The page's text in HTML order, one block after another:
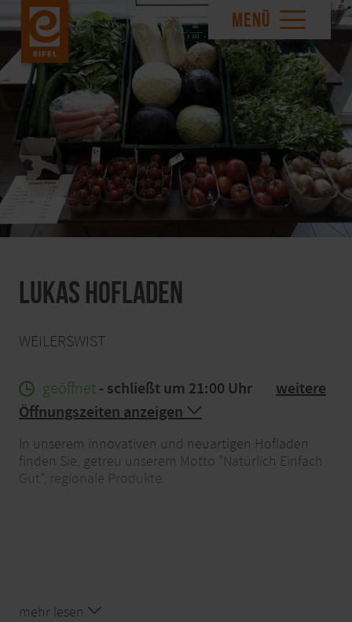
MENÜ
Lukas Hofladen
WEILERSWIST
geöffnet - schließt um 21:00 Uhr
weitere
Öffnungszeiten anzeigen
In unserem innovativen und neuartigen Hofladen
finden Sie, getreu unserem Motto "Natürlich Einfach
Gut", regionale Produkte.
mehr lesen